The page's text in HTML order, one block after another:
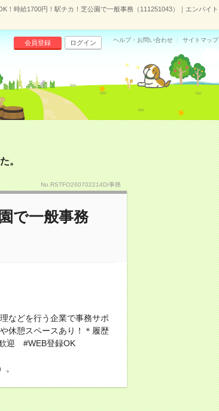
！時給1700円！駅チカ！芝公園で一般事務（111251043）｜エンバイト
会員登録 ログイン ヘルプ・お問い合わせ サイトマップ
。
No.RSTFO260702214D/事務
で一般事務
などを行う企業で事務サポ
休憩スペースあり！＊履歴
迎 #WEB登録OK